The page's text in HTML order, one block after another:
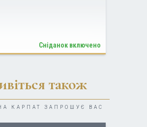
Сніданок включено
також
КАРПАТ ЗАПРОШУЄ ВАС